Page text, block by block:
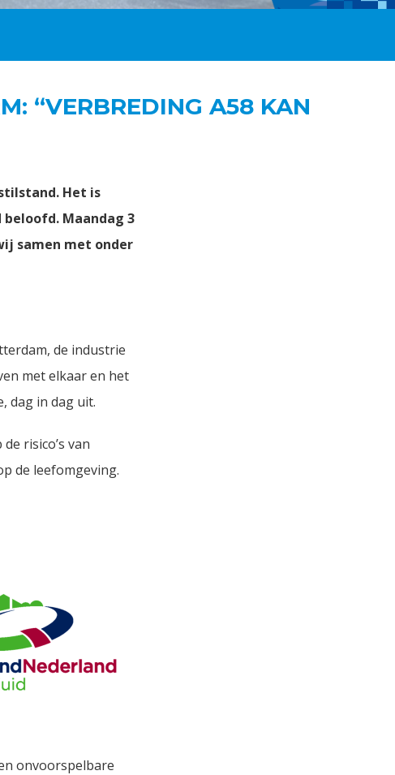
“VERBREDING A58 KAN
Het is
Maandag 3
samen met onder
de industrie
met elkaar en het
dag in dag uit.
risico’s van
de leefomgeving.
onvoorspelbare